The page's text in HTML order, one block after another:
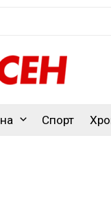
Спорт